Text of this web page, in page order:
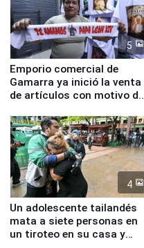
5
Emporio comercial de
Gamarra ya inició la venta
de artículos con motivo de
4
Un adolescente tailandés
mata a siete personas en
un tiroteo en su casa y